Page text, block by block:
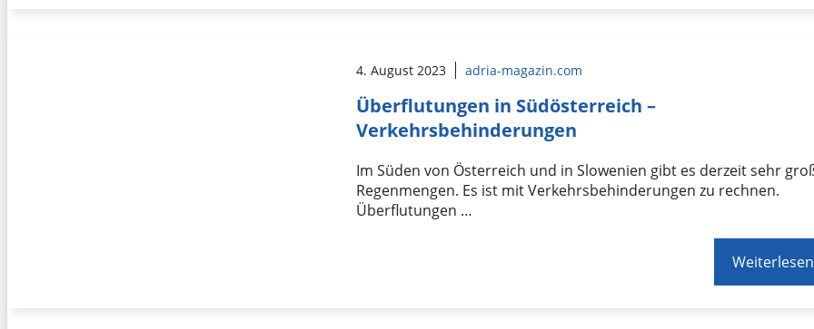
4. August 2023 adria-magazin.com
Überflutungen in Südösterreich –
Verkehrsbehinderungen
Im Süden von Österreich und in Slowenien gibt es derzeit sehr
Regenmengen. Es ist mit Verkehrsbehinderungen zu rechnen.
Überflutungen …
Weiterlesen